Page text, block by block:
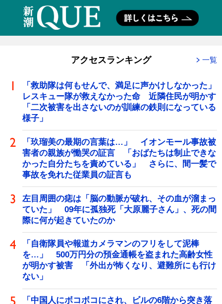
アクセスランキング 一覧
「救助隊は何もせんで、満足に声かけしなかった」
レスキュー隊が救えなかった命 近隣住民が明かす
「二次被害を出さないのが訓練の鉄則になっている
様子」
「玖瑠美の最期の言葉は…」 イオンモール事故被
害者の親族が慟哭の証言 「おばたちは制止できな
かった自分たちを責めている」 さらに、間一髪で
事故を免れた従業員の証言も
左目周囲の痣は「脳の動脈が破れ、その血が溜まっ
ていた」 09年に孤独死「大原麗子さん」、死の間
際に何が起きていたのか
「自衛隊員や報道カメラマンのフリをして泥棒
を…」 500万円分の預金通帳を盗まれた高齢女性
が明かす被害 「外出が怖くなり、避難所にも行け
ない」
「中国人にボコボコにされ、ビルの6階から突き落